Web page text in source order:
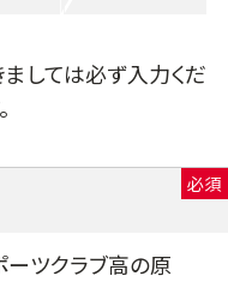
しては必ず入力くだ
ーツクラブ高の原